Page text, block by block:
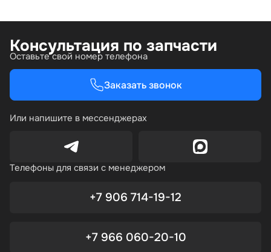
Консультация по запчасти
Оставьте свой номер телефона
Заказать звонок
Или напишите в мессенджерах
Телефоны для связи с менеджером
+7 906 714-19-12
+7 966 060-20-10